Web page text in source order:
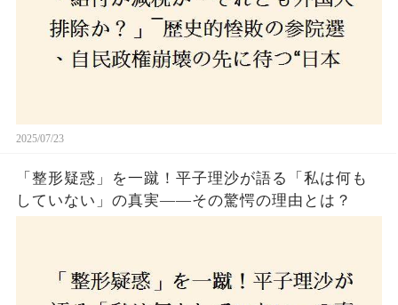
2025/07/23
「整形疑惑」を一蹴！平子理沙が語る「私は何も
していない」の真実——その驚愕の理由とは？